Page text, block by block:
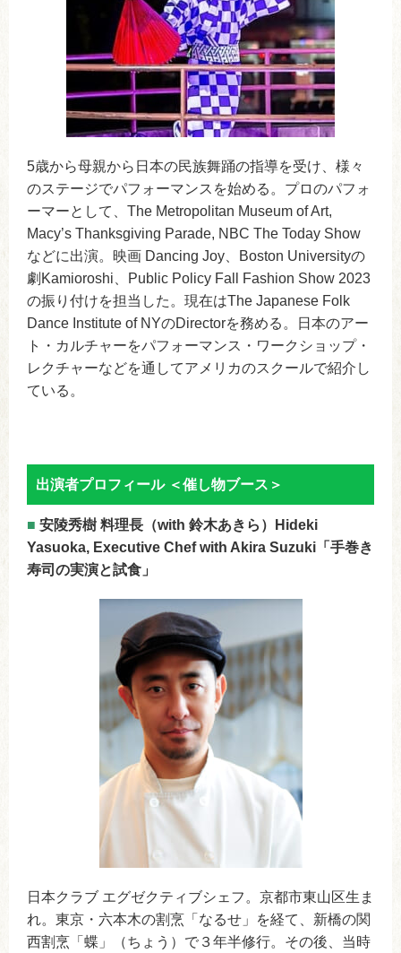
5歳から母親から日本の民族舞踊の指導を受け、様々
のステージでパフォーマンスを始める。プロのパフォ
ーマーとして、The Metropolitan Museum of Art,
Macy’s Thanksgiving Parade, NBC The Today Show
などに出演。映画 Dancing Joy、Boston Universityの
劇Kamioroshi、Public Policy Fall Fashion Show 2023
の振り付けを担当した。現在はThe Japanese Folk
Dance Institute of NYのDirectorを務める。日本のアー
ト・カルチャーをパフォーマンス・ワークショップ・
レクチャーなどを通してアメリカのスクールで紹介し
ている。
出演者プロフィール ＜催し物ブース＞
■ 安陵秀樹 料理長（with 鈴木あきら）Hideki
Yasuoka, Executive Chef with Akira Suzuki「手巻き
寿司の実演と試食」
日本クラブ エグゼクティブシェフ。京都市東山区生ま
れ。東京・六本木の割烹「なるせ」を経て、新橋の関
西割烹「蝶」（ちょう）で３年半修行。その後、当時